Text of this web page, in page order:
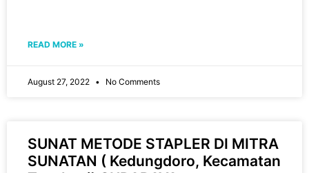
READ MORE »
August 27, 2022 No Comments
SUNAT METODE STAPLER DI MITRA
SUNATAN ( Kedungdoro, Kecamatan